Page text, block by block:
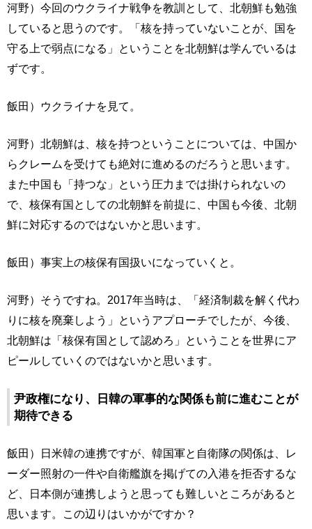
河野）今回のウクライナ戦争を教訓として、北朝鮮も勉強
していると思うのです。「核を持っていないことが、国を
守る上で弱点になる」ということを北朝鮮は学んでいるは
ずです。
飯田）ウクライナを見て。
河野）北朝鮮は、核を持つということについては、中国か
らクレームを受けても絶対に進めるのだろうと思います。
また中国も「持つな」という圧力までは掛けられないの
で、核保有国としての北朝鮮を前提に、中国も今後、北朝
鮮に対応するのではないかと思います。
飯田）事実上の核保有国扱いになっていくと。
河野）そうですね。2017年当時は、「経済制裁を解く代わ
りに核を廃棄しよう」というアプローチでしたが、今後、
北朝鮮は「核保有国として認めろ」ということを世界にア
ピールしていくのではないかと思います。
尹政権になり、日韓の軍事的な関係も前に進むことが
期待できる
飯田）日米韓の連携ですが、韓国軍と自衛隊の関係は、レ
ーダー照射の一件や自衛艦旗を掲げての入港を拒否するな
ど、日本側が連携しようと思っても難しいところがあると
思います。この辺りはいかがですか？